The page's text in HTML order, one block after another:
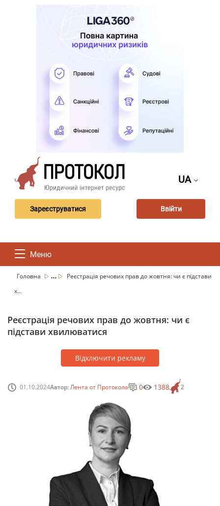
UA
Зареєструватися Ввійти
Меню
Головна ...
Реєстрація речових прав до жовтня: чи є підстави
х...
Реєстрація речових прав до жовтня: чи є
підстави хвилюватися
Відключити рекламу
01.10.2024Автор:Лента от Протокола 2
0 1388